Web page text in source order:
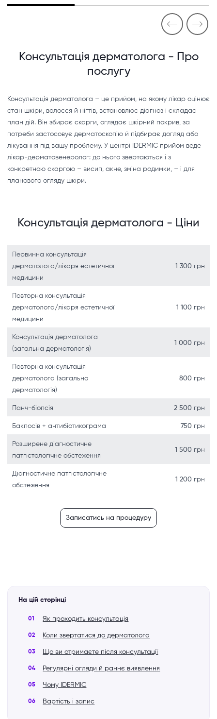
Консультація дерматолога - Про
послугу
Консультація дерматолога – це прийом, на якому лікар оцінює
стан шкіри, волосся й нігтів, встановлює діагноз і складає
план дій. Він збирає скарги, оглядає шкірний покрив, за
потреби застосовує дерматоскопію й підбирає догляд або
лікування під вашу проблему. У центрі IDERMIC прийом веде
лікар-дерматовенеролог: до нього звертаються і з
конкретною скаргою – висип, акне, зміна родимки, – і для
планового огляду шкіри.
Консультація дерматолога - Ціни
Первинна консультація
дерматолога/лікаря естетичної
медицини
1 300 грн
Повторна консультація
дерматолога/лікаря естетичної
медицини
1 100 грн
Консультація дерматолога
(загальна дерматологія)
1 000 грн
Повторна консультація
дерматолога (загальна
дерматологія)
800 грн
Панч-біопсія 2 500 грн
Бакпосів + антибіотикограма 750 грн
Розширене діагностичне
патгістологічне обстеження
1 500 грн
Діагностичне патгістологічне
обстеження
1 200 грн
Записатись на процедуру
На цій сторінці
Як проходить консультація
Коли звертатися до дерматолога
Що ви отримаєте після консультації
Регулярні огляди й раннє виявлення
Чому IDERMIC
Вартість і запис